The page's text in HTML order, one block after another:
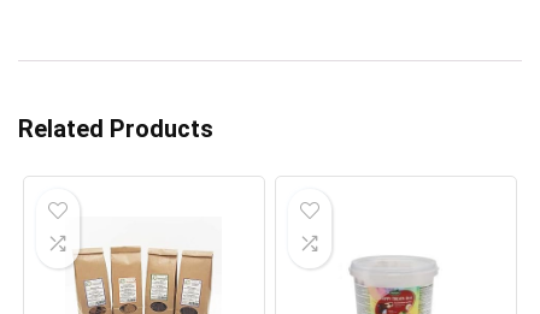
Related Products